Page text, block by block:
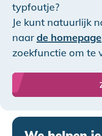
typfoutje?
Je kunt natuurlijk
naarde homepage
zoekfunctie om te